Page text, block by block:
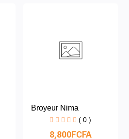
Broyeur Nima
( 0 )
8,800FCFA